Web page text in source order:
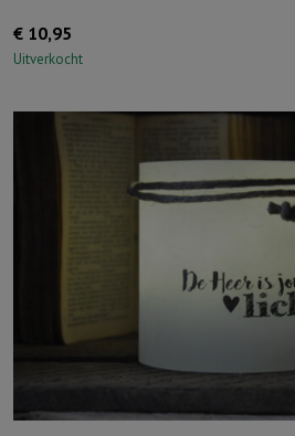
€ 10,95
Uitverkocht